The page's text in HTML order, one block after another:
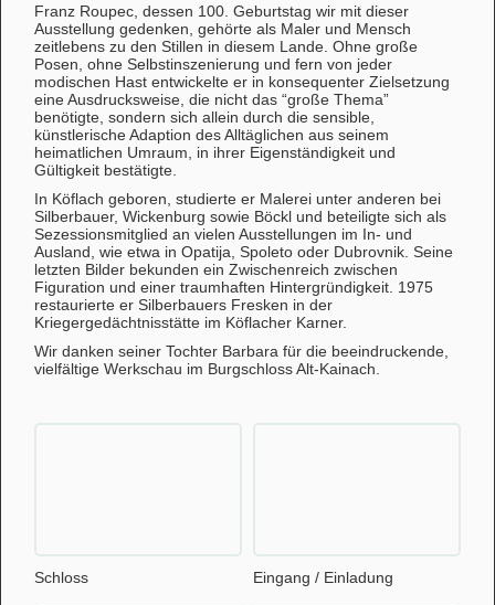
Franz Roupec, dessen 100. Geburtstag wir mit dieser
Ausstellung gedenken, gehörte als Maler und Mensch
zeitlebens zu den Stillen in diesem Lande. Ohne große
Posen, ohne Selbstinszenierung und fern von jeder
modischen Hast entwickelte er in konsequenter Zielsetzung
eine Ausdrucksweise, die nicht das “große Thema”
benötigte, sondern sich allein durch die sensible,
künstlerische Adaption des Alltäglichen aus seinem
heimatlichen Umraum, in ihrer Eigenständigkeit und
Gültigkeit bestätigte.
In Köflach geboren, studierte er Malerei unter anderen bei
Silberbauer, Wickenburg sowie Böckl und beteiligte sich als
Sezessionsmitglied an vielen Ausstellungen im In- und
Ausland, wie etwa in Opatija, Spoleto oder Dubrovnik. Seine
letzten Bilder bekunden ein Zwischenreich zwischen
Figuration und einer traumhaften Hintergründigkeit. 1975
restaurierte er Silberbauers Fresken in der
Kriegergedächtnisstätte im Köflacher Karner.
Wir danken seiner Tochter Barbara für die beeindruckende,
vielfältige Werkschau im Burgschloss Alt-Kainach.
Schloss Eingang / Einladung